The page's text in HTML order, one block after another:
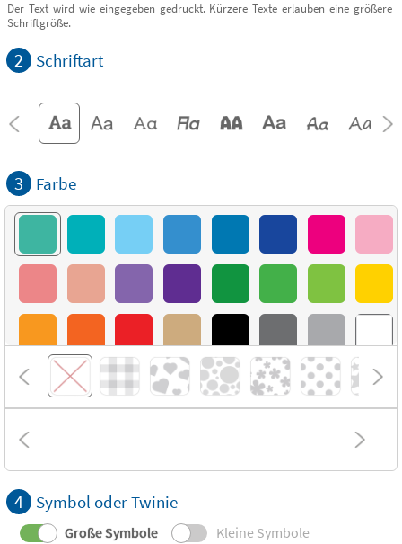
Der Text wird wie eingegeben gedruckt. Kürzere Texte erlauben eine größere
Schriftgröße.
2 Schriftart
3 Farbe
4 Symbol oder Twinie
Große Symbole Kleine Symbole